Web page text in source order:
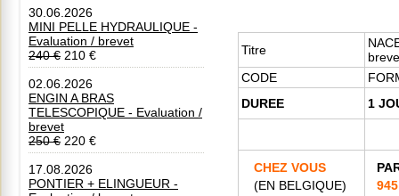
30.06.2026
MINI PELLE HYDRAULIQUE -
Evaluation / brevet
240 € 210 €
02.06.2026
ENGIN A BRAS
TELESCOPIQUE - Evaluation /
brevet
250 € 220 €
17.08.2026
PONTIER + ELINGUEUR -
i
o
n
e
s
n
g
i
n
Titre
CODE
DUREE
1
CHEZ VOUS
(EN BELGIQUE)